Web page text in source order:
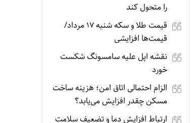
را متحول کند
قیمت طلا و سکه شنبه 17 مرداد/
قیمت‌ها افزایشی
نقشه اپل علیه سامسونگ شکست
خورد
الزام احتمالی اتاق امن؛ هزینه ساخت
مسکن چقدر افزایش می‌یابد؟
ارتباط افزایش دما و تضعیف سلامت